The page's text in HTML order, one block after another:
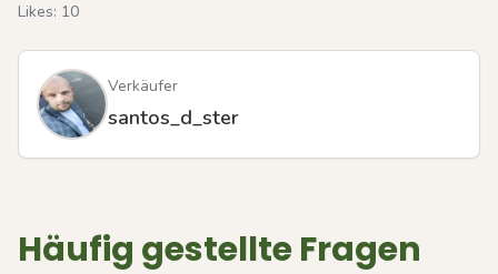
Likes: 10
Verkäufer
santos_d_ster
Häufig gestellte Fragen